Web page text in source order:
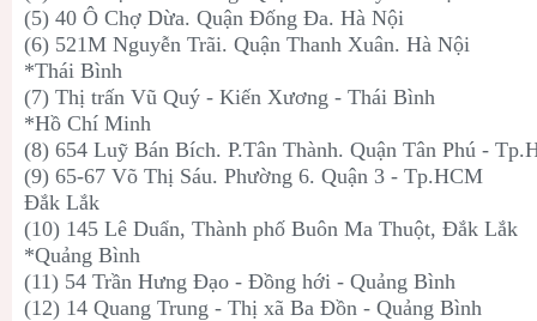
(5) 40 Ô Chợ Dừa. Quận Đống Đa. Hà Nội
(6) 521M Nguyễn Trãi. Quận Thanh Xuân. Hà Nội
*Thái Bình
(7) Thị trấn Vũ Quý - Kiến Xương - Thái Bình
*Hồ Chí Minh
(8) 654 Luỹ Bán Bích. P.Tân Thành. Quận Tân Phú -
(9) 65-67 Võ Thị Sáu. Phường 6. Quận 3 - Tp.HCM
Đắk Lắk
(10) 145 Lê Duẩn, Thành phố Buôn Ma Thuột, Đắk Lắk
*Quảng Bình
(11) 54 Trần Hưng Đạo - Đồng hới - Quảng Bình
(12) 14 Quang Trung - Thị xã Ba Đồn - Quảng Bình